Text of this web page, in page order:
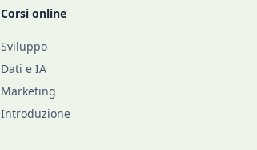
Corsi online
Sviluppo
Dati e IA
Marketing
Introduzione